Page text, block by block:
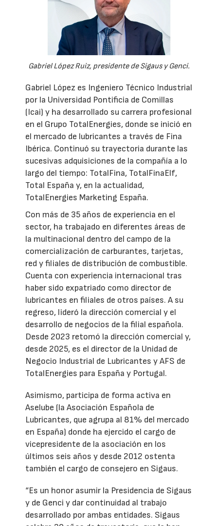
Gabriel López Ruiz, presidente de Sigaus y Genci.
Gabriel López es Ingeniero Técnico Industrial
por la Universidad Pontificia de Comillas
(Icai) y ha desarrollado su carrera profesional
en el Grupo TotalEnergies, donde se inició en
el mercado de lubricantes a través de Fina
Ibérica. Continuó su trayectoria durante las
sucesivas adquisiciones de la compañía a lo
largo del tiempo: TotalFina, TotalFinaElf,
Total España y, en la actualidad,
TotalEnergies Marketing España.
Con más de 35 años de experiencia en el
sector, ha trabajado en diferentes áreas de
la multinacional dentro del campo de la
comercialización de carburantes, tarjetas,
red y filiales de distribución de combustible.
Cuenta con experiencia internacional tras
haber sido expatriado como director de
lubricantes en filiales de otros países. A su
regreso, lideró la dirección comercial y el
desarrollo de negocios de la filial española.
Desde 2023 retomó la dirección comercial y,
desde 2025, es el director de la Unidad de
Negocio Industrial de Lubricantes y AFS de
TotalEnergies para España y Portugal.
Asimismo, participa de forma activa en
Aselube (la Asociación Española de
Lubricantes, que agrupa al 81% del mercado
en España) donde ha ejercido el cargo de
vicepresidente de la asociación en los
últimos seis años y desde 2012 ostenta
también el cargo de consejero en Sigaus.
“Es un honor asumir la Presidencia de Sigaus
y de Genci y dar continuidad al trabajo
desarrollado por ambas entidades. Sigaus